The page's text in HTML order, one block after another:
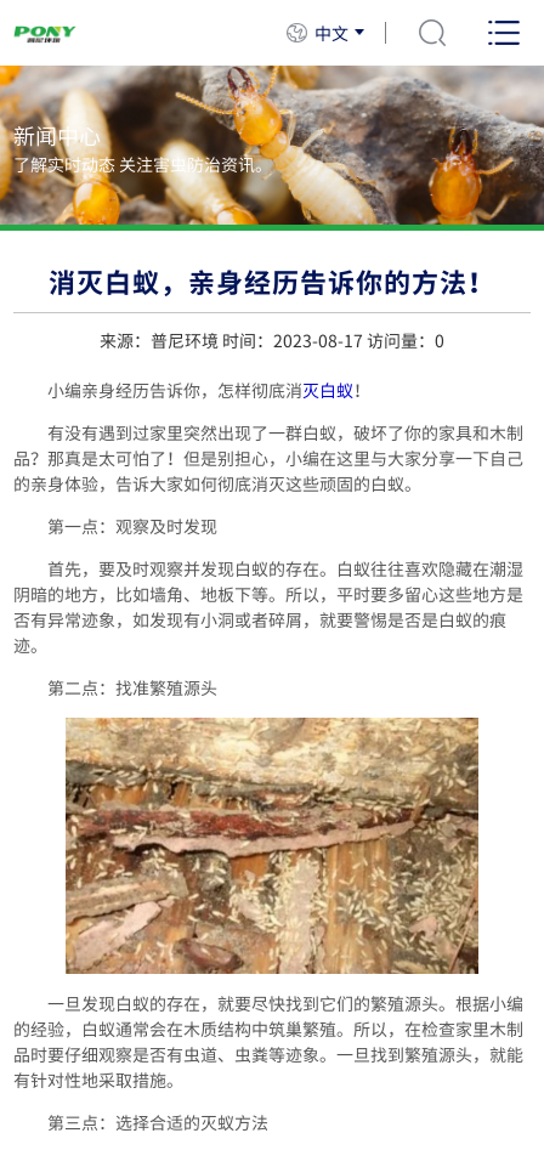
中文
新闻中心
了解实时动态 关注害虫防治资讯。
消灭白蚁，亲身经历告诉你的方法！
来源：普尼环境 时间：2023-08-17 访问量： 0
小编亲身经历告诉你，怎样彻底消灭白蚁！
有没有遇到过家里突然出现了一群白蚁，破坏了你的家具和木制
品？那真是太可怕了！但是别担心，小编在这里与大家分享一下自己
的亲身体验，告诉大家如何彻底消灭这些顽固的白蚁。
第一点：观察及时发现
首先，要及时观察并发现白蚁的存在。白蚁往往喜欢隐藏在潮湿
阴暗的地方，比如墙角、地板下等。所以，平时要多留心这些地方是
否有异常迹象，如发现有小洞或者碎屑，就要警惕是否是白蚁的痕
迹。
第二点：找准繁殖源头
一旦发现白蚁的存在，就要尽快找到它们的繁殖源头。根据小编
的经验，白蚁通常会在木质结构中筑巢繁殖。所以，在检查家里木制
品时要仔细观察是否有虫道、虫粪等迹象。一旦找到繁殖源头，就能
有针对性地采取措施。
第三点：选择合适的灭蚁方法